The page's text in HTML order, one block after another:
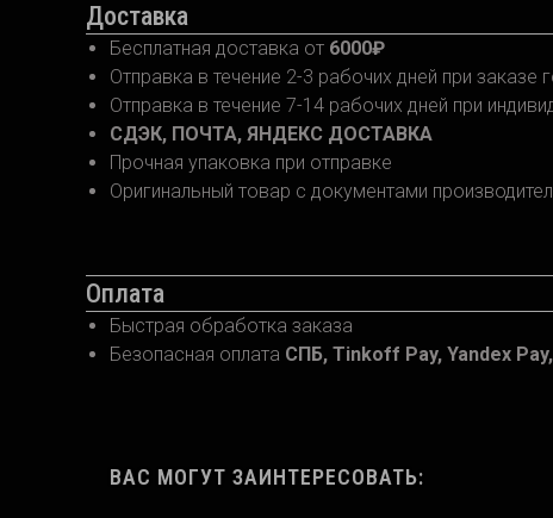
Доставка
Бесплатная доставка от 6000₽
Отправка в течение 2-3 рабочих дней при заказе
Отправка в течение 7-14 рабочих дней при
СДЭК, ПОЧТА, ЯНДЕКС ДОСТАВКА
Прочная упаковка при отправке
Оригинальный товар с документами
Оплата
Быстрая обработка заказа
Безопасная оплата СПБ, Tinkoff Pay, Yandex
ВАС МОГУТ ЗАИНТЕРЕСОВАТЬ: